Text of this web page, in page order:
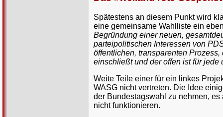
Spätestens an diesem Punkt wird
eine gemeinsame Wahlliste ein
Begründung einer neuen,
parteipolitischen Interessen von
öffentlichen, transparenten
einschließt und der offen ist für
Weite Teile einer für ein linkes
WASG nicht vertreten. Die Idee
der Bundestagswahl zu nehmen,
nicht funktionieren.